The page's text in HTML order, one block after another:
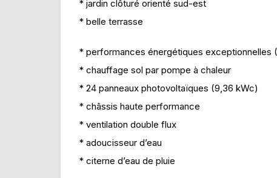
* jardin clôturé orienté sud-est
* belle terrasse
* performances énergétiques exceptionnelles
* chauffage sol par pompe à chaleur
* 24 panneaux photovoltaïques (9,36 kWc)
* châssis haute performance
* ventilation double flux
* adoucisseur d’eau
* citerne d’eau de pluie